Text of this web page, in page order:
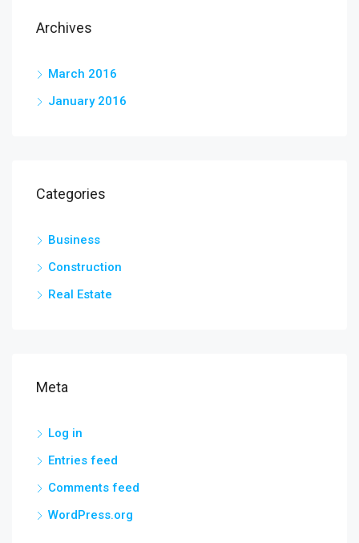
Archives
March 2016
January 2016
Categories
Business
Construction
Real Estate
Meta
Log in
Entries feed
Comments feed
WordPress.org